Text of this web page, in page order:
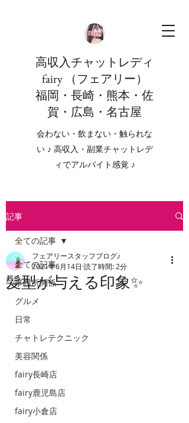
高収入チャットレディ
fairy （フェアリー）
福岡・長崎・熊本・佐
賀・広島・名古屋
会わない・飲まない・触られな
い ♪ 高収入・副業チャットレデ
ィでアルバイト感覚 ♪
記事
全ての記事
事務所関係
グルメ
日常
チャトレテクニック
美容関係
fairy長崎店
fairy鹿児島店
fairy小倉店
全ての記事
髪型が与える印象✨
フェアリースタッフブログ♪
2021年6月14日 読了時間: 2分